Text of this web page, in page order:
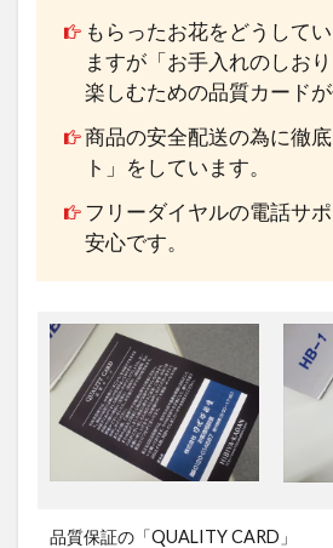
もらったお花をどうして
ますが「お手入れのしお
楽しむための品質カードが
商品の安全配送の為に徹
ト」をしています。
フリーダイヤルの電話サ
安心です。
品質保証の「QUALITY CARD」